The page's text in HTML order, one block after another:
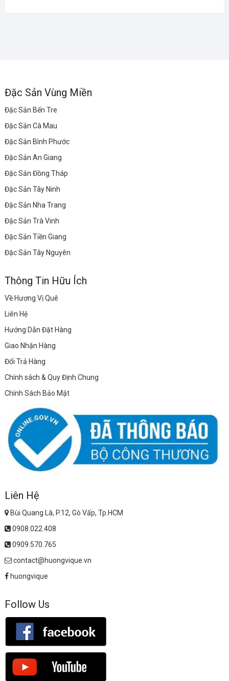
Đặc Sản Vùng Miền
Đặc Sản Bến Tre
Đặc Sản Cà Mau
Đặc Sản Bình Phước
Đặc Sản An Giang
Đặc Sản Đồng Tháp
Đặc Sản Tây Ninh
Đặc Sản Nha Trang
Đặc Sản Trà Vinh
Đặc Sản Tiền Giang
Đặc Sản Tây Nguyên
Thông Tin Hữu Ích
Về Hương Vị Quê
Liên Hệ
Hướng Dẫn Đặt Hàng
Giao Nhận Hàng
Đổi Trả Hàng
Chính sách & Quy Định Chung
Chính Sách Bảo Mật
Liên Hệ
Bùi Quang Là, P.12, Gò Vấp, Tp.HCM
0908.022.408
0909.570.765
contact@huongvique.vn
huongvique
Follow Us